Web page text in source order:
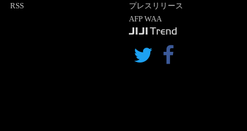
RSS
プレスリリース
AFP WAA